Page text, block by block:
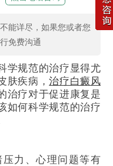
能详尽，如果您或者您
免费沟通
规范的治疗显得尤
肤疾病，治疗白癜风
治疗对于促进康复是
如何科学规范的治疗
力、心理问题等有